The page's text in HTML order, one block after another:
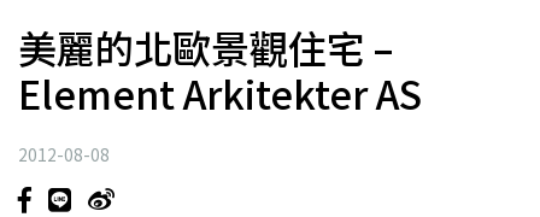
美麗的北歐景觀住宅 –
Element Arkitekter AS
2012-08-08